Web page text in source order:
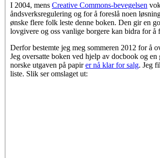
I 2004, mens Creative Commons-bevegelsen
åndsverksregulering og for å foreslå noen
ønske flere folk leste denne boken. Den gir en
lovgivere og oss vanlige borgere kan bidra for å
Derfor bestemte jeg meg sommeren 2012 for å
Jeg oversatte boken ved hjelp av docbook og
norske utgaven på papirer nå klar for salg. Jeg
liste. Slik ser omslaget ut: